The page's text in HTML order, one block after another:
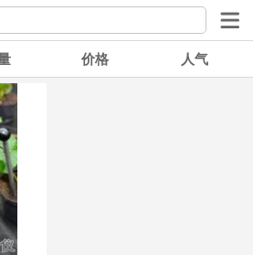
价格 人气